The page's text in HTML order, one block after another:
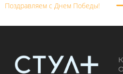
Поздравляем с Днем Победы!